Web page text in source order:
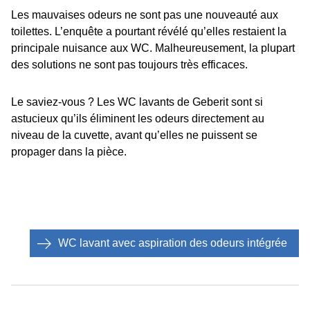
Les mauvaises odeurs ne sont pas une nouveauté aux
toilettes. L’enquête a pourtant révélé qu’elles restaient la
principale nuisance aux WC. Malheureusement, la plupart
des solutions ne sont pas toujours très efficaces.
Le saviez-vous ? Les WC lavants de Geberit sont si
astucieux qu’ils éliminent les odeurs directement au
niveau de la cuvette, avant qu’elles ne puissent se
propager dans la pièce.
WC lavant avec aspiration des odeurs intégrée